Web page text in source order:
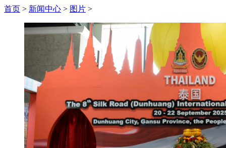
首页 > 新闻中心 > 图片 >